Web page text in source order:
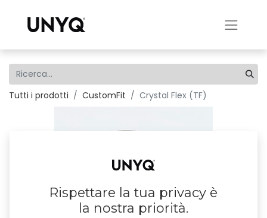
Tutti i prodotti CustomFit Crystal Flex (TF)
Rispettare la tua privacy è
la nostra priorità.